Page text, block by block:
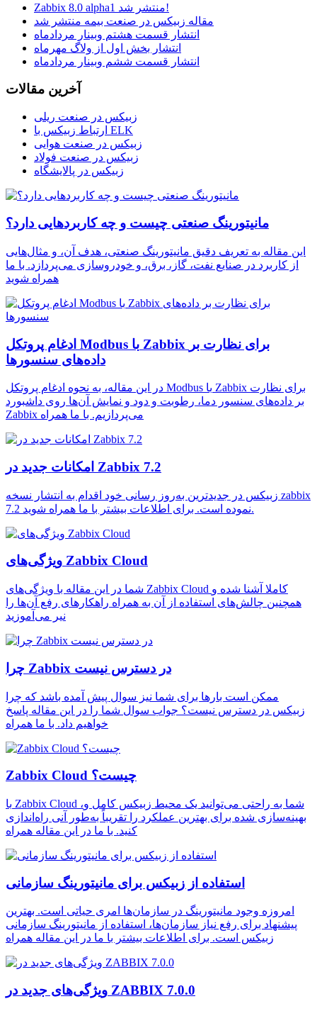
Zabbix 8.0 alpha1 منتشر شد!
مقاله زبیکس در صنعت بیمه منتشر شد
انتشار قسمت هشتم وبینار مردادماه
انتشار بخش اول از ولاگ مهرماه
انتشار قسمت ششم وبینار مردادماه
آخرین مقالات
زبیکس در صنعت ریلی
ارتباط زبیکس با ELK
زبیکس در صنعت هوایی
زبیکس در صنعت فولاد
زبیکس در پالایشگاه
مانیتورینگ صنعتی چیست و چه کاربردهایی دارد؟
این مقاله به تعریف دقیق مانیتورینگ صنعتی، هدف آن، و مثال‌هایی
از کاربرد در صنایع نفت، گاز، برق، و خودروسازی می‌پردازد. با ما
همراه شوید
ادغام پروتکل Modbus با Zabbix برای نظارت بر
داده‌های سنسورها
در این مقاله، به نحوه ادغام پروتکل Modbus با Zabbix برای نظارت
بر داده‌های سنسور دما، رطوبت و دود و نمایش آن‌ها روی داشبورد
Zabbix می‌پردازیم. با ما همراه
امکانات جدید در Zabbix 7.2
زبیکس در جدیدترین به‌روز رسانی خود اقدام به انتشار نسخه zabbix
7.2 نموده است. برای اطلاعات بیشتر با ما همراه شوید.
ویژگی‌های Zabbix Cloud
شما در این مقاله با ویژگی‌های Zabbix Cloud کاملا آشنا شده و
همچنین چالش‌های استفاده از آن به همراه راهکارهای رفع آن‌ها را
نیر می‌آموزید
چرا Zabbix در دسترس نیست
ممکن است بارها برای شما نیز سوال پیش آمده باشد که چرا
زبیکس در دسترس نیست؟ جواب سوال شما را در این مقاله پاسخ
خواهیم داد. با ما همراه
Zabbix Cloud چیست؟
با Zabbix Cloud ،شما به راحتی می‌توانید یک محیط زبیکس کامل و
بهینه‌سازی شده برای بهترین عملکرد را تقریباً به‌طور آنی راه‌اندازی
کنید. با ما در این مقاله همراه
استفاده از زبیکس برای مانیتورینگ سازمانی
امروزه وجود مانیتورینگ در سازمان‌ها امری حیاتی است. بهترین
پیشنهاد برای رفع نیاز سازمان‌ها، استفاده از مانیتورینگ سازمانی
زبیکس است. برای اطلاعات بیشتر با ما در این مقاله همراه
ویژگی‌های جدید در ZABBIX 7.0.0